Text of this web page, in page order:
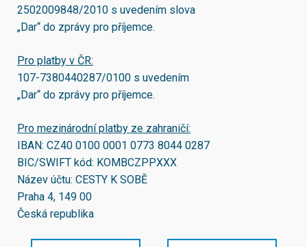
2502009848/2010 s uvedením slova
„Dar“ do zprávy pro příjemce.
Pro platby v ČR:
107-7380440287/0100 s uvedením
„Dar“ do zprávy pro příjemce.
Pro mezinárodní platby ze zahraničí:
IBAN: CZ40 0100 0001 0773 8044 0287
BIC/SWIFT kód: KOMBCZPPXXX
Název účtu: CESTY K SOBĚ
Praha 4, 149 00
Česká republika